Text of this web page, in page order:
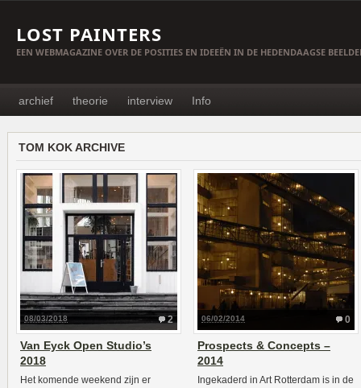
LOST PAINTERS
EEN WEBMAGAZINE OVER DE POSITIES EN IDEEËN IN DE HEDENDAAGSE
archief theorie interview Info
TOM KOK ARCHIVE
2
08/03/2018
Van Eyck Open Studio’s
2018
Het komende weekend zijn er
0
06/02/2014
Prospects & Concepts –
2014
Ingekaderd in Art Rotterdam is in de